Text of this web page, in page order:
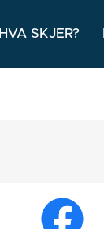
HVA SKJER?